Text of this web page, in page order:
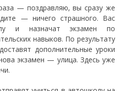
— поздравляю, вы сразу же
— ничего страшного. Вас
и назначат экзамен по
навыков. По результату
дополнительные уроки
экзамен — улица. Здесь уже